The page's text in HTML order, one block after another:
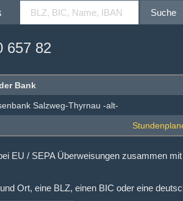
Suche
657 82
Bank
Salzweg-Thyrnau -alt-
EU / SEPA Überweisungen zusammen
Ort, eine BLZ, einen BIC oder eine